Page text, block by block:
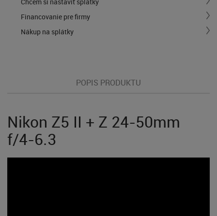
Financovanie pre firmy
Nákup na splátky
POPIS PRODUKTU
Nikon Z5 II + Z 24-50mm
f/4-6.3